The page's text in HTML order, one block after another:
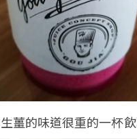
薑的味道很重的一杯